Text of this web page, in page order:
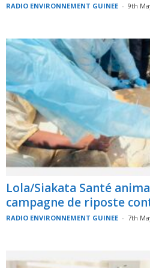
RADIO ENVIRONNEMENT GUINEE - 9th
Lola/Siakata Santé
campagne de riposte
RADIO ENVIRONNEMENT GUINEE - 7th